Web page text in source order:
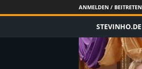
ANMELDEN / BEITRETEN
t
STEVINHO.DE